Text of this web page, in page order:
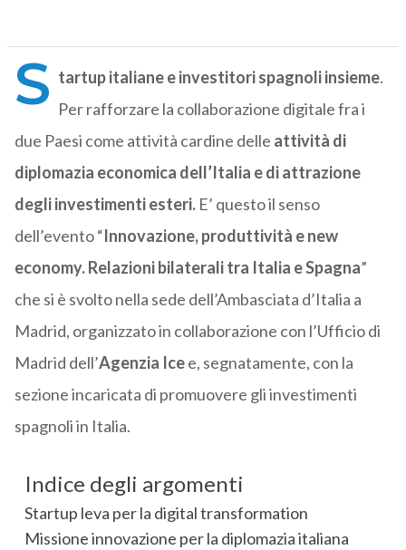
S tartup italiane e investitori spagnoli insieme.
Per rafforzare la collaborazione digitale fra i
due Paesi come attività cardine delle attività di
diplomazia economica dell’Italia e di attrazione
degli investimenti esteri.E’ questo il senso
dell’evento “Innovazione, produttività e new
economy. Relazioni bilaterali tra Italia e Spagna”
che si è svolto nella sede dell’Ambasciata d’Italia a
Madrid, organizzato in collaborazione con l’Ufficio di
Madrid dell’Agenzia Icee, segnatamente, con la
sezione incaricata di promuovere gli investimenti
spagnoli in Italia.
Indice degli argomenti
Startup leva per la digital transformation
Missione innovazione per la diplomazia italiana